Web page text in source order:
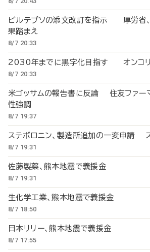
ビルテプソの添文改訂を指示 厚労省
果踏まえ
8/7 20:33
2030年までに黒字化目指す オンコリ
8/7 20:33
米ゴッサムの報告書に反論 住友ファー
性強調
8/7 19:37
ステボロニン、製造所追加の一変申請
8/7 19:31
佐藤製薬、熊本地震で義援金
8/7 19:31
生化学工業、熊本地震で義援金
8/7 18:50
日本リリー、熊本地震で義援金
8/7 17:55